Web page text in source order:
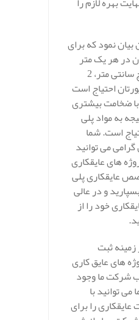
نمود که برای
در هر یک متر
مربع با ضخامت پنچ سانتی متر، 2
احتیاج است
ضخامت بیشتری
به مواد پلی
است. شما
می توانید
های عایقکاری
عایقکاری پلی
و در عالی
خود را از
ثبت
های عایق کاری
شرکت ما وجود
توانید با
را برای